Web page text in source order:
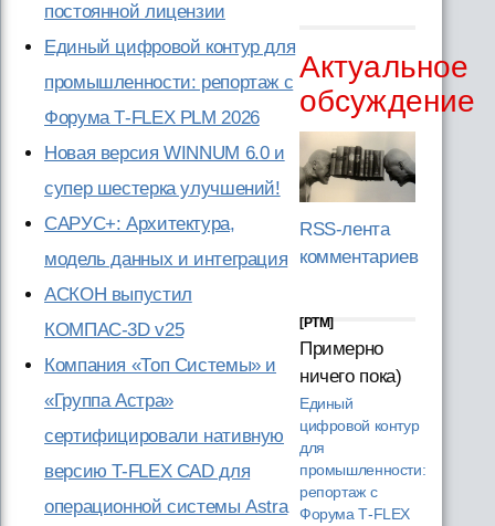
постоянной лицензии
Единый цифровой контур для
промышленности: репортаж с
Форума T‑FLEX PLM 2026
Новая версия WINNUM 6.0 и
супер шестерка улучшений!
САРУС+: Архитектура,
модель данных и интеграция
АСКОН выпустил
КОМПАС-3D v25
Компания «Топ Системы» и
«Группа Астра»
сертифицировали нативную
версию T-FLEX CAD для
операционной системы Astra
Актуальное
обсуждение
RSS-лента
комментариев
[PTM]
Примерно
ничего пока)
Единый
цифровой контур
для
промышленности:
репортаж с
Форума T‑FLEX